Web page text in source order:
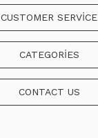
CUSTOMER SERVİCE
CATEGORİES
CONTACT US